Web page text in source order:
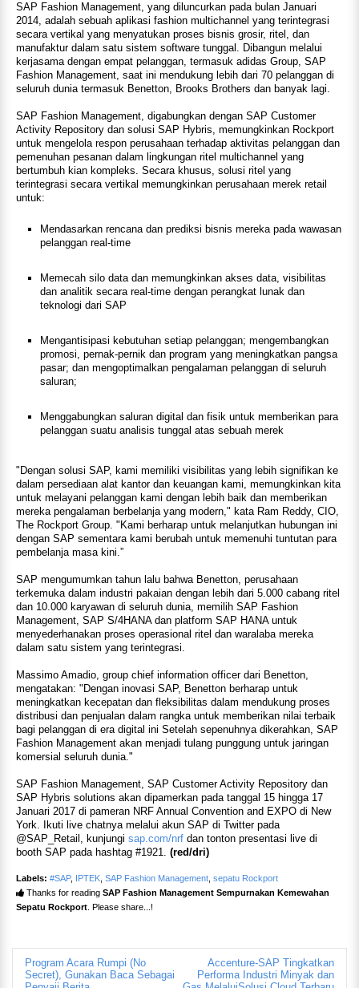
SAP Fashion Management, yang diluncurkan pada bulan Januari
2014, adalah sebuah aplikasi fashion multichannel yang terintegrasi
secara vertikal yang menyatukan proses bisnis grosir, ritel, dan
manufaktur dalam satu sistem software tunggal. Dibangun melalui
kerjasama dengan empat pelanggan, termasuk adidas Group, SAP
Fashion Management, saat ini mendukung lebih dari 70 pelanggan di
seluruh dunia termasuk Benetton, Brooks Brothers dan banyak lagi.
SAP Fashion Management, digabungkan dengan SAP Customer
Activity Repository dan solusi SAP Hybris, memungkinkan Rockport
untuk mengelola respon perusahaan terhadap aktivitas pelanggan dan
pemenuhan pesanan dalam lingkungan ritel multichannel yang
bertumbuh kian kompleks. Secara khusus, solusi ritel yang
terintegrasi secara vertikal memungkinkan perusahaan merek retail
untuk:
Mendasarkan rencana dan prediksi bisnis mereka pada wawasan
pelanggan real-time
Memecah silo data dan memungkinkan akses data, visibilitas
dan analitik secara real-time dengan perangkat lunak dan
teknologi dari SAP
Mengantisipasi kebutuhan setiap pelanggan; mengembangkan
promosi, pernak-pernik dan program yang meningkatkan pangsa
pasar; dan mengoptimalkan pengalaman pelanggan di seluruh
saluran;
Menggabungkan saluran digital dan fisik untuk memberikan para
pelanggan suatu analisis tunggal atas sebuah merek
"Dengan solusi SAP, kami memiliki visibilitas yang lebih signifikan ke
dalam persediaan alat kantor dan keuangan kami, memungkinkan kita
untuk melayani pelanggan kami dengan lebih baik dan memberikan
mereka pengalaman berbelanja yang modern," kata Ram Reddy, CIO,
The Rockport Group. "Kami berharap untuk melanjutkan hubungan ini
dengan SAP sementara kami berubah untuk memenuhi tuntutan para
pembelanja masa kini.”
SAP mengumumkan tahun lalu bahwa Benetton, perusahaan
terkemuka dalam industri pakaian dengan lebih dari 5.000 cabang ritel
dan 10.000 karyawan di seluruh dunia, memilih SAP Fashion
Management, SAP S/4HANA dan platform SAP HANA untuk
menyederhanakan proses operasional ritel dan waralaba mereka
dalam satu sistem yang terintegrasi.
Massimo Amadio, group chief information officer dari Benetton,
mengatakan: "Dengan inovasi SAP, Benetton berharap untuk
meningkatkan kecepatan dan fleksibilitas dalam mendukung proses
distribusi dan penjualan dalam rangka untuk memberikan nilai terbaik
bagi pelanggan di era digital ini Setelah sepenuhnya dikerahkan, SAP
Fashion Management akan menjadi tulang punggung untuk jaringan
komersial seluruh dunia."
SAP Fashion Management, SAP Customer Activity Repository dan
SAP Hybris solutions akan dipamerkan pada tanggal 15 hingga 17
Januari 2017 di pameran NRF Annual Convention and EXPO di New
York. Ikuti live chatnya melalui akun SAP di Twitter pada
@SAP_Retail, kunjungi sap.com/nrf dan tonton presentasi live di
booth SAP pada hashtag #1921. (red/dri)
Labels: #SAP, IPTEK SAP Fashion Management sepatu Rockport
Thanks for reading SAP Fashion Management Sempurnakan Kemewahan
Sepatu Rockport . Please share...!
Program Acara Rumpi (No
Secret), Gunakan Baca Sebagai
Accenture-SAP Tingkatkan
Performa Industri Minyak dan